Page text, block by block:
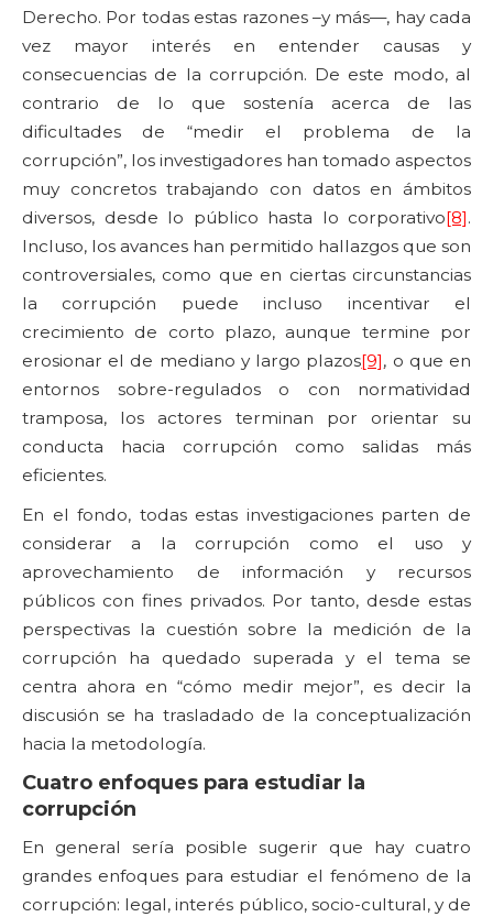
Derecho. Por todas estas razones –y más—, hay cada
vez mayor interés en entender causas y
consecuencias de la corrupción. De este modo, al
contrario de lo que sostenía acerca de las
dificultades de “medir el problema de la
corrupción”, los investigadores han tomado aspectos
muy concretos trabajando con datos en ámbitos
diversos, desde lo público hasta lo corporativo[8].
Incluso, los avances han permitido hallazgos que son
controversiales, como que en ciertas circunstancias
la corrupción puede incluso incentivar el
crecimiento de corto plazo, aunque termine por
erosionar el de mediano y largo plazos[9], o que en
entornos sobre-regulados o con normatividad
tramposa, los actores terminan por orientar su
conducta hacia corrupción como salidas más
eficientes.
En el fondo, todas estas investigaciones parten de
considerar a la corrupción como el uso y
aprovechamiento de información y recursos
públicos con fines privados. Por tanto, desde estas
perspectivas la cuestión sobre la medición de la
corrupción ha quedado superada y el tema se
centra ahora en “cómo medir mejor”, es decir la
discusión se ha trasladado de la conceptualización
hacia la metodología.
Cuatro enfoques para estudiar la
corrupción
En general sería posible sugerir que hay cuatro
grandes enfoques para estudiar el fenómeno de la
corrupción: legal, interés público, socio-cultural, y de